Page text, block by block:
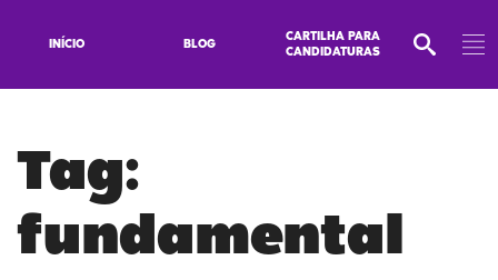
INÍCIO BLOG
CARTILHA PARA
CANDIDATURAS
Tag:
fundamental